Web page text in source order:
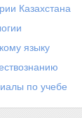
Казахстана
языку
по учебе